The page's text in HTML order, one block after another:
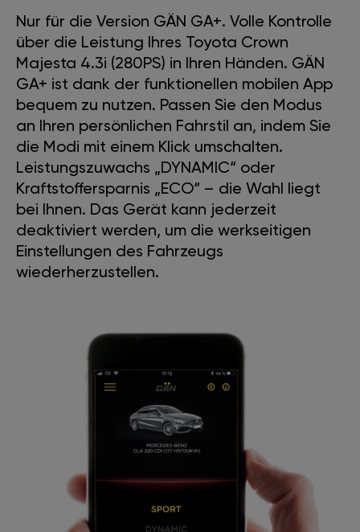
Nur für die Version GÄN GA+. Volle Kontrolle
über die Leistung Ihres Toyota Crown
Majesta 4.3i (280PS) in Ihren Händen. GÄN
GA+ ist dank der funktionellen mobilen App
bequem zu nutzen. Passen Sie den Modus
an Ihren persönlichen Fahrstil an, indem Sie
die Modi mit einem Klick umschalten.
Leistungszuwachs „DYNAMIC“ oder
Kraftstoffersparnis „ECO“ – die Wahl liegt
bei Ihnen. Das Gerät kann jederzeit
deaktiviert werden, um die werkseitigen
Einstellungen des Fahrzeugs
wiederherzustellen.